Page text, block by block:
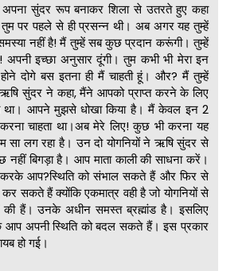
अपना सुंदर रूप बनाकर शिला से उतरते हुए कहा
तुम पर पहले से ही प्रसन्न थी। अब अगर यह तुम्हें
नहीं है! मैं तुम्हें सब कुछ प्रदान करूंगी। तुम्हें
अपनी इच्छा अनुसार दूंगी। तुम कभी भी मेरा इन
दोगे बस इतना ही मैं चाहती हूं। और? मैं तुम्हें
सुंदर ने कहा, मैंने आपको प्राप्त करने के लिए
था। आपने मुझसे धोखा किया है। मैं केवल इन 2
करना चाहता था।अब मेरे लिए! कुछ भी करना यह
सा लग रहा है। उन दो योगनियों ने ऋषि सुंदर से
नहीं बिगड़ा है। आप माता काली की साधना करें।
आप?स्थिति को संभाल सकते हैं और फिर से
सकते हैं क्योंकि एकमात्र वही है जो योगनियों से
हैं। उनके अधीन समस्त ब्रह्मांड है। इसलिए
आप अपनी स्थिति को बदल सकते हैं। इस प्रकार
हो गई।